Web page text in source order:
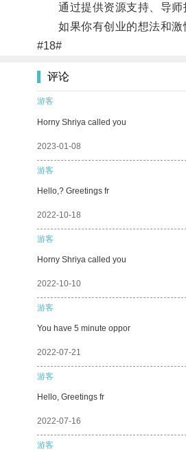
通过提供资源支持、导师
如果你有创业的想法和激
#18#
评论
游客
Horny Shriya called you
2023-01-08
游客
Hello,? Greetings fr
2022-10-18
游客
Horny Shriya called you
2022-10-10
游客
You have 5 minute oppor
2022-07-21
游客
Hello, Greetings fr
2022-07-16
游客